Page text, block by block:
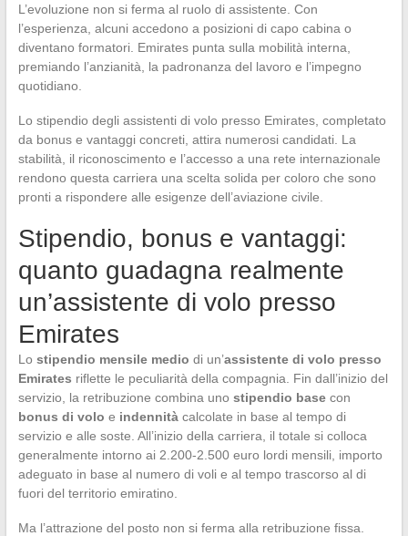
L’evoluzione non si ferma al ruolo di assistente. Con
l’esperienza, alcuni accedono a posizioni di capo cabina o
diventano formatori. Emirates punta sulla mobilità interna,
premiando l’anzianità, la padronanza del lavoro e l’impegno
quotidiano.
Lo stipendio degli assistenti di volo presso Emirates, completato
da bonus e vantaggi concreti, attira numerosi candidati. La
stabilità, il riconoscimento e l’accesso a una rete internazionale
rendono questa carriera una scelta solida per coloro che sono
pronti a rispondere alle esigenze dell’aviazione civile.
Stipendio, bonus e vantaggi:
quanto guadagna realmente
un’assistente di volo presso
Emirates
Lo stipendio mensile medio di un’assistente di volo presso
Emirates riflette le peculiarità della compagnia. Fin dall’inizio del
servizio, la retribuzione combina uno stipendio basecon
bonus di volo e indennitàcalcolate in base al tempo di
servizio e alle soste. All’inizio della carriera, il totale si colloca
generalmente intorno ai 2.200-2.500 euro lordi mensili, importo
adeguato in base al numero di voli e al tempo trascorso al di
fuori del territorio emiratino.
Ma l’attrazione del posto non si ferma alla retribuzione fissa.